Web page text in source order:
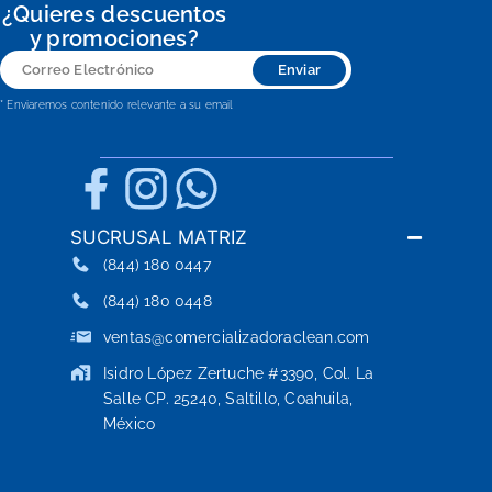
¿Quieres descuentos
y promociones?
Correo
Electrónico
Enviar
* Enviaremos contenido relevante a su email
SUCRUSAL MATRIZ
(844) 180 0447
(844) 180 0448
ventas@comercializadoraclean.com
Isidro López Zertuche #3390, Col. La
Salle CP. 25240, Saltillo, Coahuila,
México